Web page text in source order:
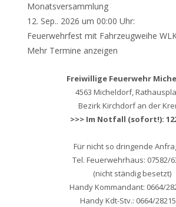
Monatsversammlung
12. Sep.. 2026 um 00:00 Uhr:
Feuerwehrfest mit Fahrzeugweihe
Mehr Termine anzeigen
Freiwillige Feuerwehr
4563 Micheldorf,
Bezirk Kirchdorf an der
>>> Im Notfall (sofort!):
Für nicht so dringende
Tel. Feuerwehrhaus: 07582/
(nicht ständig besetzt)
Handy Kommandant: 0664/
Handy Kdt-Stv.: 0664/